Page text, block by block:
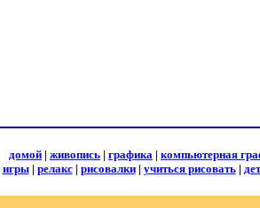
домой | живопись | графика | компьютерная
игры| релакс| рисовалки| учиться рисовать|